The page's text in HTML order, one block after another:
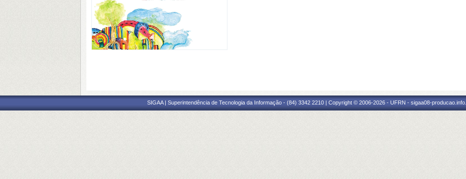
SIGAA | Superintendência de Tecnologia da Informação - (84) 3342 2210 | Copyright © 2006-2026 - UFRN - sigaa08-